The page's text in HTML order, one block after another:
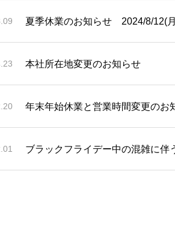
夏季休業のお知らせ 2024/8/12(
本社所在地変更のお知らせ
年末年始休業と営業時間変更のお
ブラックフライデー中の混雑に